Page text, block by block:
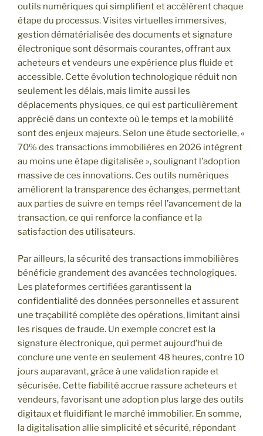
outils numériques qui simplifient et accélèrent chaque
étape du processus. Visites virtuelles immersives,
gestion dématérialisée des documents et signature
électronique sont désormais courantes, offrant aux
acheteurs et vendeurs une expérience plus fluide et
accessible. Cette évolution technologique réduit non
seulement les délais, mais limite aussi les
déplacements physiques, ce qui est particulièrement
apprécié dans un contexte où le temps et la mobilité
sont des enjeux majeurs. Selon une étude sectorielle, «
70% des transactions immobilières en 2026 intègrent
au moins une étape digitalisée », soulignant l’adoption
massive de ces innovations. Ces outils numériques
améliorent la transparence des échanges, permettant
aux parties de suivre en temps réel l’avancement de la
transaction, ce qui renforce la confiance et la
satisfaction des utilisateurs.
Par ailleurs, la sécurité des transactions immobilières
bénéficie grandement des avancées technologiques.
Les plateformes certifiées garantissent la
confidentialité des données personnelles et assurent
une traçabilité complète des opérations, limitant ainsi
les risques de fraude. Un exemple concret est la
signature électronique, qui permet aujourd’hui de
conclure une vente en seulement 48 heures, contre 10
jours auparavant, grâce à une validation rapide et
sécurisée. Cette fiabilité accrue rassure acheteurs et
vendeurs, favorisant une adoption plus large des outils
digitaux et fluidifiant le marché immobilier. En somme,
la digitalisation allie simplicité et sécurité, répondant